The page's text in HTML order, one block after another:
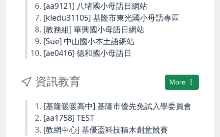
[aa9121] 八堵國小母語日網站
[kledu31105] 基隆市東光國小母語專區
[教務組] 華興國小母語日網站
[Sue] 中山國小本土語網站
[ae0416] 德和國小母語日
More
資訊教育
[基隆暖暖高中] 基隆市優先免試入學委員會
[aa1758] TEST
[教網中心] 基優盃科技積木創意競賽